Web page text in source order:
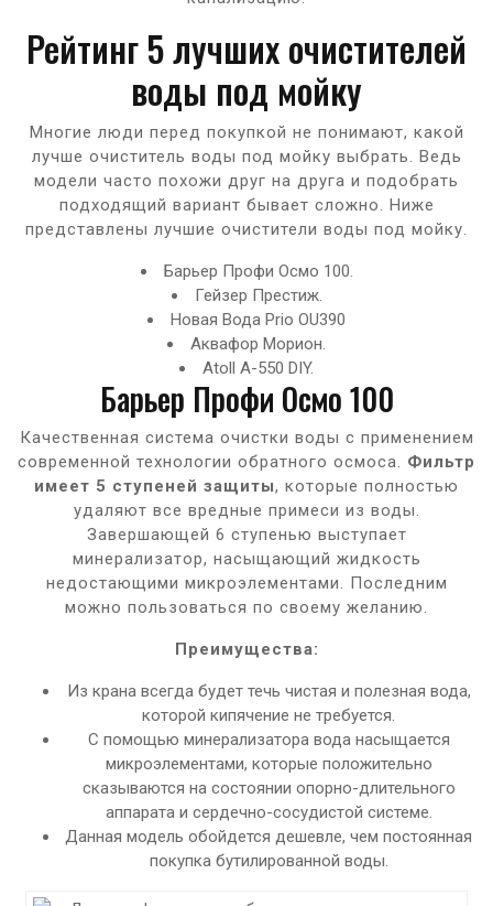
Рейтинг 5 лучших очистителей
воды под мойку
Многие люди перед покупкой не понимают, какой
лучше очиститель воды под мойку выбрать. Ведь
модели часто похожи друг на друга и подобрать
подходящий вариант бывает сложно. Ниже
представлены лучшие очистители воды под мойку.
Барьер Профи Осмо 100.
Гейзер Престиж.
Новая Вода Prio OU390
Аквафор Морион.
Atoll A-550 DIY.
Барьер Профи Осмо 100
Качественная система очистки воды с применением
современной технологии обратного осмоса. Фильтр
имеет 5 ступеней защиты, которые полностью
удаляют все вредные примеси из воды.
Завершающей 6 ступенью выступает
минерализатор, насыщающий жидкость
недостающими микроэлементами. Последним
можно пользоваться по своему желанию.
Преимущества:
Из крана всегда будет течь чистая и полезная вода,
которой кипячение не требуется.
С помощью минерализатора вода насыщается
микроэлементами, которые положительно
сказываются на состоянии опорно-длительного
аппарата и сердечно-сосудистой системе.
Данная модель обойдется дешевле, чем постоянная
покупка бутилированной воды.